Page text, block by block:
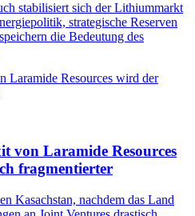
stabilisiert sich der Lithiummarkt
strategische Reserven
die Bedeutung des
von Laramide Resources
fragmentierter
Kasachstan, nachdem das Land